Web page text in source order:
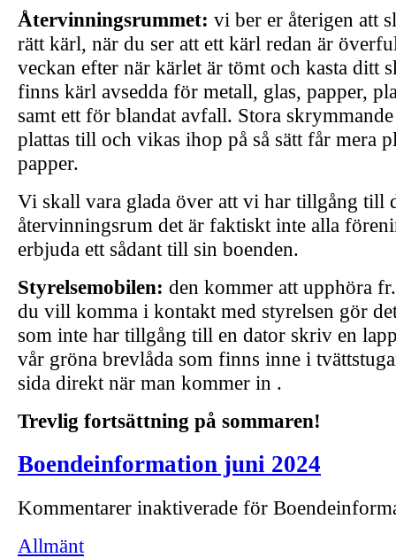
Återvinningsrummet: vi ber er återigen att
rätt kärl, när du ser att ett kärl redan är
veckan efter när kärlet är tömt och kasta ditt
finns kärl avsedda för metall, glas, papper,
samt ett för blandat avfall. Stora
plattas till och vikas ihop på så sätt får mera
papper.
Vi skall vara glada över att vi har tillgång till
återvinningsrum det är faktiskt inte alla
erbjuda ett sådant till sin boenden.
Styrelsemobilen: den kommer att upphöra
du vill komma i kontakt med styrelsen gör
som inte har tillgång till en dator skriv en
vår gröna brevlåda som finns inne i
sida direkt när man kommer in .
Trevlig fortsättning på sommaren!
Boendeinformation juni 2024
Kommentarer inaktiverade för
Allmänt